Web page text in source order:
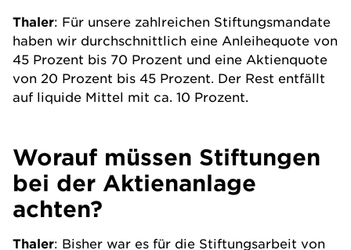
Thaler: Für unsere zahlreichen Stiftungsmandate
haben wir durchschnittlich eine Anleihequote von
45 Prozent bis 70 Prozent und eine Aktienquote
von 20 Prozent bis 45 Prozent. Der Rest entfällt
auf liquide Mittel mit ca. 10 Prozent.
Worauf müssen Stiftungen
bei der Aktienanlage
achten?
Thaler: Bisher war es für die Stiftungsarbeit von